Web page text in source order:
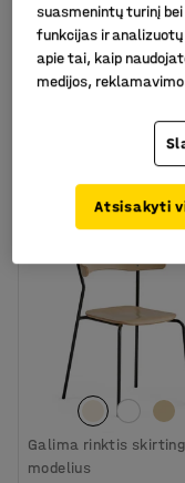
Kėdė RIO, taupe
Be PVM
Galima rinktis
modelius
suasmenintų turinį
funkcijas ir
apie tai, kaip
medijos,
Atsisakyti